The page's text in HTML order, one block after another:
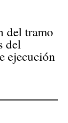
del tramo
del
ejecución